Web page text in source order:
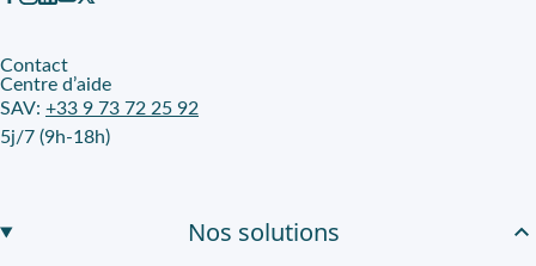
Contact
Centre d’aide
SAV: +33 9 73 72 25 92
5j/7 (9h-18h)
Nos solutions